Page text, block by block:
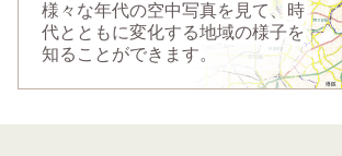
様々な年代の空中写真を見て、時
代とともに変化する地域の様子を
知ることができます。